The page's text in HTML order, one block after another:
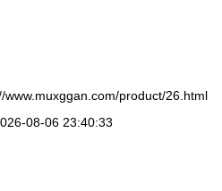
www.muxggan.com/product/26.html
08-06 23:40:33